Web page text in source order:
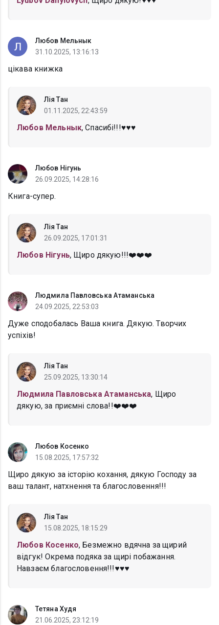
Любов Мельнык
31.10.2025, 13:16:13
цікава книжка
Лія Тан
01.11.2025, 22:43:59
Любов Мельнык, Спасибі!!!♥️♥️♥️
Любов Нігунь
26.09.2025, 14:28:16
Книга-супер.
Лія Тан
26.09.2025, 17:01:31
Любов Нігунь, Щиро дякую!!!❤️❤️❤️
Людмила Павловська Атаманська
24.09.2025, 22:53:03
Дуже сподобалась Ваша книга. Дякую. Творчих
успіхів!
Лія Тан
25.09.2025, 13:30:14
Людмила Павловська Атаманська, Щиро
дякую, за приємні слова!!❤️❤️❤️
Любов Косенко
15.08.2025, 17:57:32
Щиро дякую за історію кохання, дякую Господу за
ваш талант, натхнення та благословення!!!
Лія Тан
15.08.2025, 18:15:29
Любов Косенко, Безмежно вдячна за щирий
відгук! Окрема подяка за щирі побажання.
Навзаєм благословення!!!♥️♥️♥️
Тетяна Худя
21.06.2025, 23:12:19